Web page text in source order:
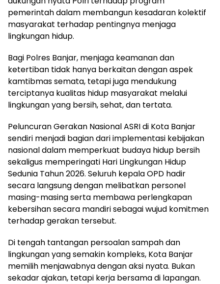
pemerintah dalam membangun kesadaran kolektif
masyarakat terhadap pentingnya menjaga
lingkungan hidup.
Bagi Polres Banjar, menjaga keamanan dan
ketertiban tidak hanya berkaitan dengan aspek
kamtibmas semata, tetapi juga mendukung
terciptanya kualitas hidup masyarakat melalui
lingkungan yang bersih, sehat, dan tertata.
Peluncuran Gerakan Nasional ASRI di Kota Banjar
sendiri menjadi bagian dari implementasi kebijakan
nasional dalam memperkuat budaya hidup bersih
sekaligus memperingati Hari Lingkungan Hidup
Sedunia Tahun 2026. Seluruh kepala OPD hadir
secara langsung dengan melibatkan personel
masing-masing serta membawa perlengkapan
kebersihan secara mandiri sebagai wujud komitmen
terhadap gerakan tersebut.
Di tengah tantangan persoalan sampah dan
lingkungan yang semakin kompleks, Kota Banjar
memilih menjawabnya dengan aksi nyata. Bukan
sekadar ajakan, tetapi kerja bersama di lapangan.